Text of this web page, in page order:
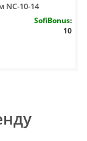
NC-10-14
SofiBonus:
10